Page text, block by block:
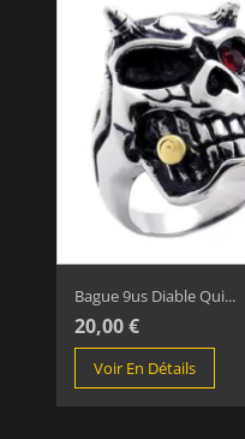
Bague 9us Diable Qui...
20,00 €
Voir En Détails